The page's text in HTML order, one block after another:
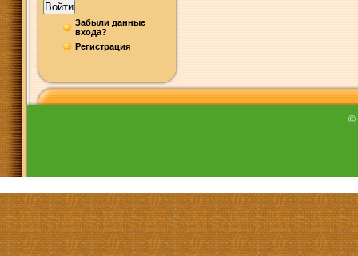
Войти
Забыли данные
входа?
Регистрация
©